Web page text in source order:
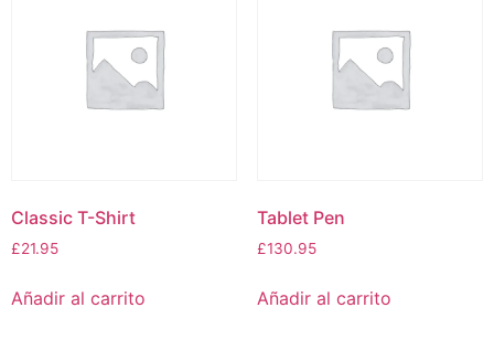
Classic T-Shirt
£21.95
Añadir al carrito
Tablet Pen
£130.95
Añadir al carrito